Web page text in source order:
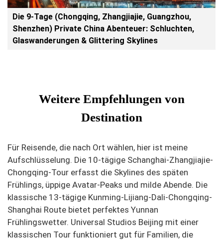
Die 9-Tage (Chongqing, Zhangjiajie, Guangzhou,
Shenzhen) Private China Abenteuer: Schluchten,
Glaswanderungen & Glittering Skylines
Weitere Empfehlungen von
Destination
Für Reisende, die nach Ort wählen, hier ist meine
Aufschlüsselung. Die 10-tägige Schanghai-Zhangjiajie-
Chongqing-Tour erfasst die Skylines des späten
Frühlings, üppige Avatar-Peaks und milde Abende. Die
klassische 13-tägige Kunming-Lijiang-Dali-Chongqing-
Shanghai Route bietet perfektes Yunnan
Frühlingswetter. Universal Studios Beijing mit einer
klassischen Tour funktioniert gut für Familien, die